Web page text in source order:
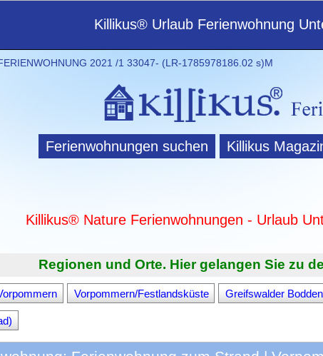
Killikus® Urlaub Ferienwohnung
2021 /1 33047- (LR-1785978186.02 s)M
Ferienwohnungen suchen Killikus
Killikus® Nature Ferienwohnungen - Urlaub
Regionen und Orte. Hier gelangen Sie zu
Vorpommern/Festlandsküste Greifswalder